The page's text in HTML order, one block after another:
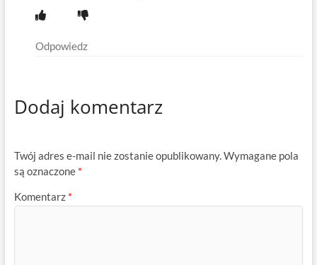
Odpowiedz
Dodaj komentarz
Twój adres e-mail nie zostanie opublikowany.Wymagane pola
są oznaczone *
Komentarz *